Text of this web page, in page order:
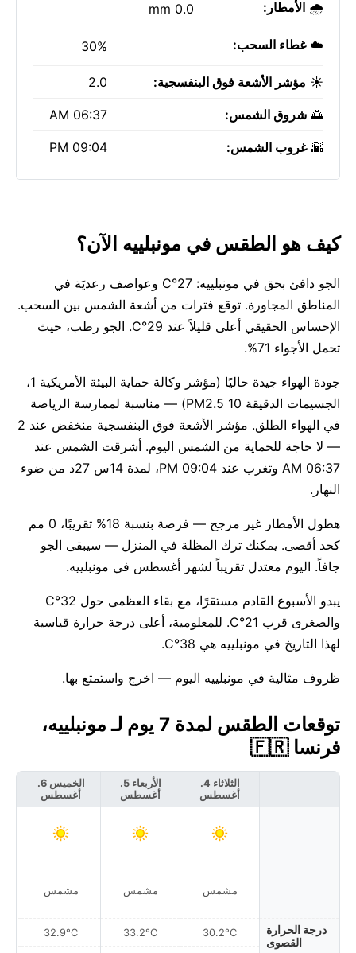
🌧️ الأمطار: 0.0 mm
☁️غطاء السحب: 30%
☀️ مؤشر الأشعة فوق البنفسجية: 2.0
🌅 شروق الشمس: 06:37 AM
🌇غروب الشمس: 09:04 PM
كيف هو الطقس في مونبلييه الآن؟
الجو دافئ بحق في مونبلييه: 27°C وعواصف رعديَة في
المناطق المجاورة. توقع فترات من أشعة الشمس بين السحب.
الإحساس الحقيقي أعلى قليلاً عند 29°C. الجو رطب، حيث
تحمل الأجواء 71%.
جودة الهواء جيدة حاليًا (مؤشر وكالة حماية البيئة الأمريكية 1،
الجسيمات الدقيقة PM2.5 10) — مناسبة لممارسة الرياضة
في الهواء الطلق. مؤشر الأشعة فوق البنفسجية منخفض عند 2
— لا حاجة للحماية من الشمس اليوم. أشرقت الشمس عند
06:37 AM وتغرب عند 09:04 PM، لمدة 14س 27د من ضوء
النهار.
هطول الأمطار غير مرجح — فرصة بنسبة 18% تقريبًا، 0 مم
كحد أقصى. يمكنك ترك المظلة في المنزل — سيبقى الجو
جافاً. اليوم معتدل تقريباً لشهر أغسطس في مونبلييه.
يبدو الأسبوع القادم مستقرًا، مع بقاء العظمى حول 32°C
والصغرى قرب 21°C. للمعلومية، أعلى درجة حرارة قياسية
لهذا التاريخ في مونبلييه هي 38°C.
ظروف مثالية في مونبلييه اليوم — اخرج واستمتع بها.
توقعات الطقس لمدة 7 يوم لـ مونبلييه،
فرنسا 🇫🇷
درجة الحرارة
القصوى
الثلاثاء 4.
أغسطس
مشمس
30.2°C
الأربعاء 5.
أغسطس
مشمس
33.2°C
الخميس 6.
أغسطس
مشمس
32.9°C